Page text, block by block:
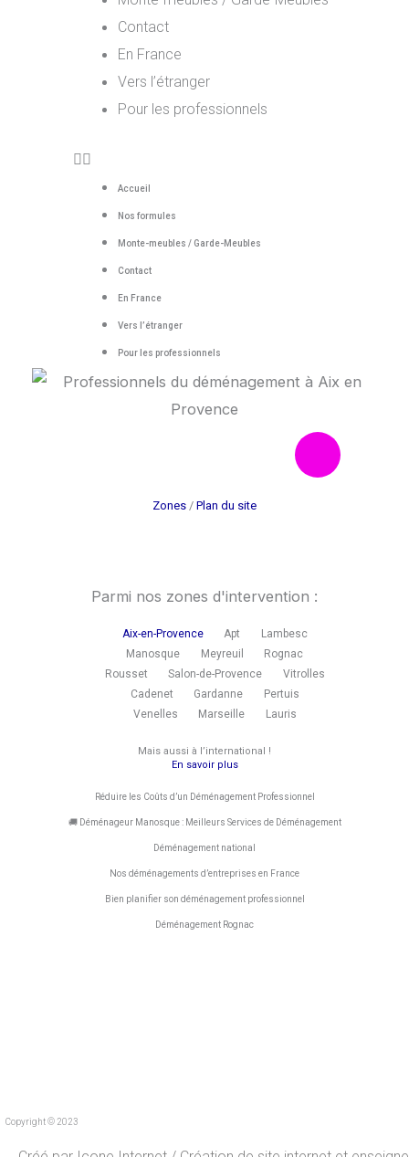
Contact
En France
Vers l’étranger
Pour les professionnels
Accueil
Nos formules
Monte-meubles / Garde-Meubles
Contact
En France
Vers l’étranger
Pour les professionnels
e
b
o
o
I
g
m
Zones / Plan du site
Parmi nos zones d'intervention :
Aix-en-Provence Apt
Lambesc
Manosque
Meyreuil
Rognac
Rousset
Salon-de-Provence
Vitrolles
Cadenet
Gardanne
Pertuis
Venelles
Marseille Lauris
Mais aussi à l’international !
En savoir plus
Réduire les Coûts d’un Déménagement Professionnel
🚚 Déménageur Manosque : Meilleurs Services de Déménagement
Déménagement national
Nos déménagements d’entreprises en France
Bien planifier son déménagement professionnel
Déménagement Rognac
Copyright © 2023